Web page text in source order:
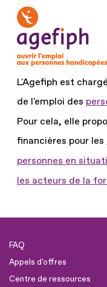
L'Agefiph est
de l'emploi des
Pour cela, elle
financières pour les
personnes en
les acteurs de la
FAQ
Appels d'offres
Centre de ressources